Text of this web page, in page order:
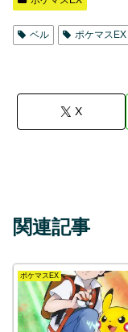
ベル ポケマスEX
X
関連記事
ポケマスEX